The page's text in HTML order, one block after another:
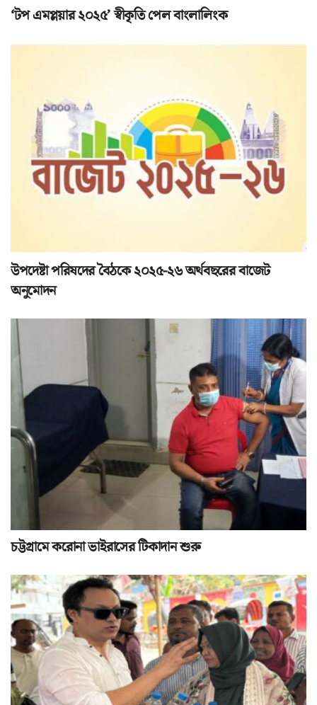
‘টপ এমপ্লয়ার ২০২৫’ স্বীকৃতি পেল বাংলালিংক
উপদেষ্টা পরিষদের বৈঠকে ২০২৫-২৬ অর্থবছরের বাজেট
অনুমোদন
চট্টগ্রামে করোনা ভাইরাসের টিকাদান শুরু